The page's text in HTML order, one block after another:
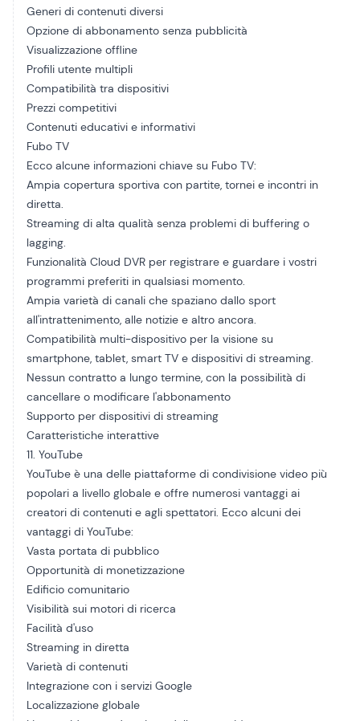
Generi di contenuti diversi
Opzione di abbonamento senza pubblicità
Visualizzazione offline
Profili utente multipli
Compatibilità tra dispositivi
Prezzi competitivi
Contenuti educativi e informativi
Fubo TV
Ecco alcune informazioni chiave su Fubo TV:
Ampia copertura sportiva con partite, tornei e incontri in
diretta.
Streaming di alta qualità senza problemi di buffering o
lagging.
Funzionalità Cloud DVR per registrare e guardare i vostri
programmi preferiti in qualsiasi momento.
Ampia varietà di canali che spaziano dallo sport
all'intrattenimento, alle notizie e altro ancora.
Compatibilità multi-dispositivo per la visione su
smartphone, tablet, smart TV e dispositivi di streaming.
Nessun contratto a lungo termine, con la possibilità di
cancellare o modificare l'abbonamento
Supporto per dispositivi di streaming
Caratteristiche interattive
11. YouTube
YouTube è una delle piattaforme di condivisione video più
popolari a livello globale e offre numerosi vantaggi ai
creatori di contenuti e agli spettatori. Ecco alcuni dei
vantaggi di YouTube:
Vasta portata di pubblico
Opportunità di monetizzazione
Edificio comunitario
Visibilità sui motori di ricerca
Facilità d'uso
Streaming in diretta
Varietà di contenuti
Integrazione con i servizi Google
Localizzazione globale